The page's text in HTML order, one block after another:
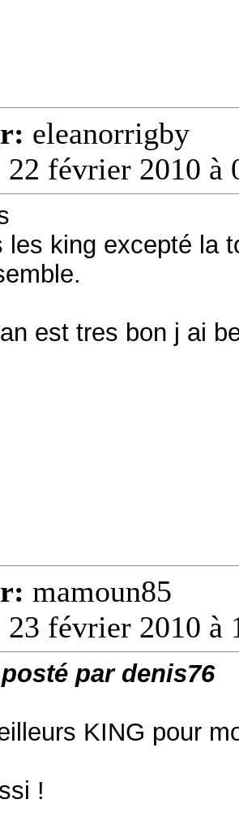
eleanorrigby
22 février 2010 à
les king excepté la
est tres bon j ai
mamoun85
23 février 2010 à
par denis76
KING pour
!